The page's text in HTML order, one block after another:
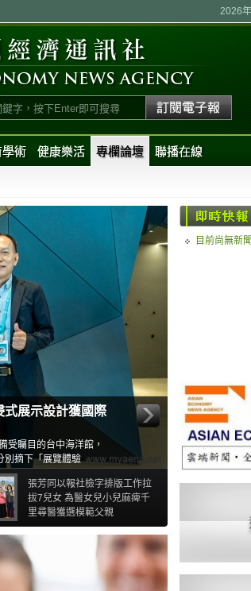
2026
術 健康樂活 專欄論壇 聯播在線
展示設計獲國際
受矚目的台中海洋館，
別摘下「展覽體驗
Experience）」
域的國際競爭力。
張芳同以報社檢字排版工作拉
拔7兒女 為醫女兒小兒麻痺千
里尋醫獲選模範父親
目前尚無新聞